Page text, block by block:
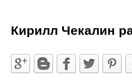
Кирилл Чекалин